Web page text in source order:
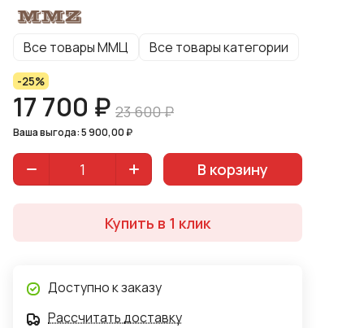
Все товары ММЦ Все товары категории
-25%
17 700 ₽ 23 600 ₽
Ваша выгода: 5 900,00 ₽
В корзину
Купить в 1 клик
Доступно к заказу
Рассчитать доставку